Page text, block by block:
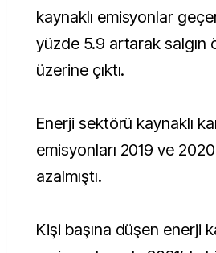
kaynaklı emisyonlar
yüzde 5.9 artarak salgın
üzerine çıktı.
Enerji sektörü kaynaklı
emisyonları 2019 ve
azalmıştı.
Kişi başına düşen enerji